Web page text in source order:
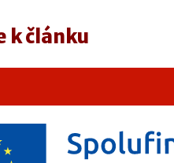
k článku